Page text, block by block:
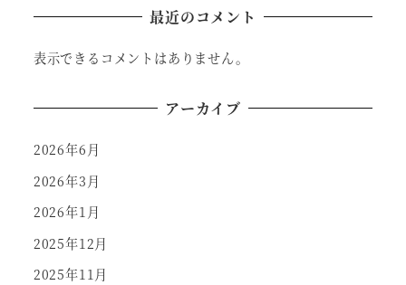
最近のコメント
表示できるコメントはありません。
アーカイブ
2026年6月
2026年3月
2026年1月
2025年12月
2025年11月